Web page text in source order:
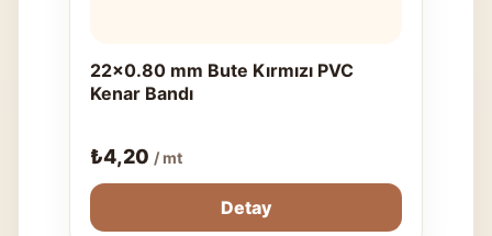
22x0.80 mm Bute Kırmızı PVC
Kenar Bandı
₺4,20 / mt
Detay